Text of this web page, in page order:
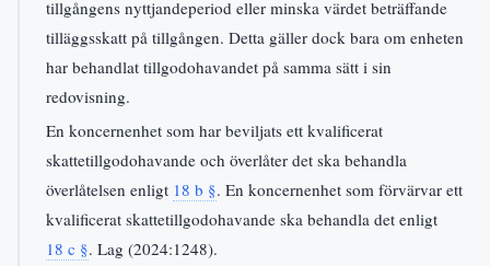
tillgångens nyttjandeperiod eller minska värdet beträffande
tilläggsskatt på tillgången. Detta gäller dock bara om enheten
har behandlat tillgodohavandet på samma sätt i sin
redovisning.
En koncernenhet som har beviljats ett kvalificerat
skattetillgodohavande och överlåter det ska behandla
överlåtelsen enligt 18 b §. En koncernenhet som förvärvar ett
kvalificerat skattetillgodohavande ska behandla det enligt
18 c §. Lag (2024:1248).